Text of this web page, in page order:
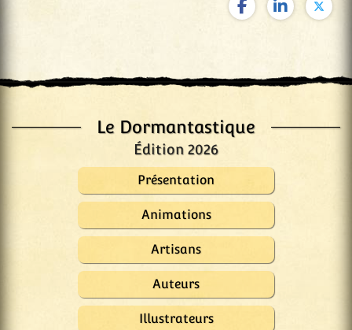
Le Dormantastique
Édition 2026
Présentation
Animations
Artisans
Auteurs
Illustrateurs